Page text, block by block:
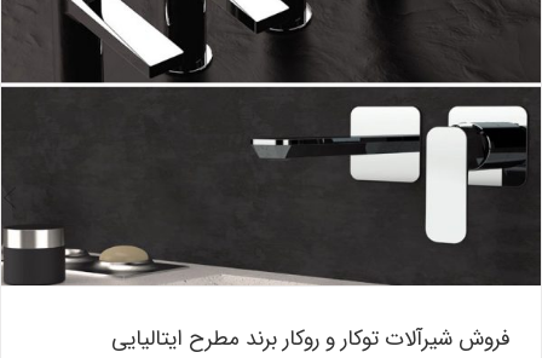
فروش شیرآلات توکار و روکار برند مطرح ایتالیایی
فروش شیرآلات توکار و روکار برند مطرح ایتالیایی